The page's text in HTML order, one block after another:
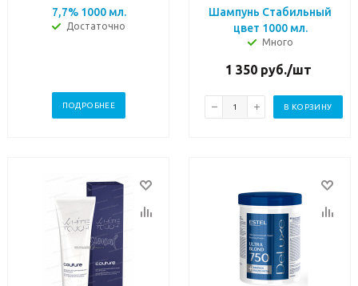
7,7% 1000 мл.
Достаточно
ПОДРОБНЕЕ
Шампунь Стабильный
цвет 1000 мл.
Много
1 350 руб./шт
В КОРЗИНУ